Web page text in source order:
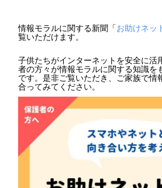
情報モラルに関する新聞「お助けネッ
覧いただけます。
子供たちがインターネットを安全に活
者の方々が情報モラルに関する知識を
です。是非ご覧いただき、ご家族で情
合ってみてください。